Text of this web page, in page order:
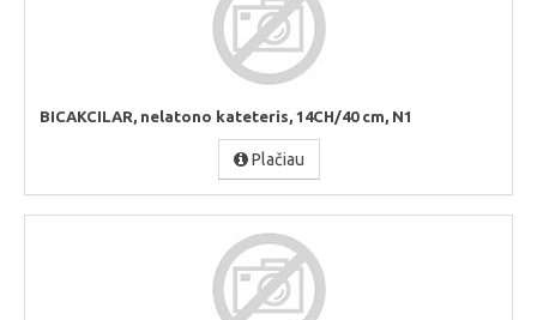
BICAKCILAR, nelatono kateteris, 14CH/40 cm, N1
Plačiau